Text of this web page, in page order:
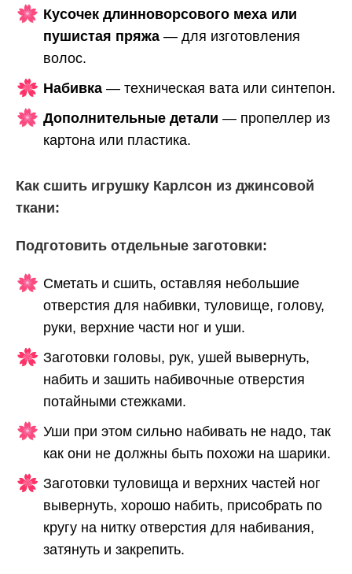
Кусочек длинноворсового меха или
пушистая пряжа — для изготовления
волос.
Набивка — техническая вата или синтепон.
Дополнительные детали — пропеллер из
картона или пластика.
Как сшить игрушку Карлсон из джинсовой
ткани:
Подготовить отдельные заготовки:
Сметать и сшить, оставляя небольшие
отверстия для набивки, туловище, голову,
руки, верхние части ног и уши.
Заготовки головы, рук, ушей вывернуть,
набить и зашить набивочные отверстия
потайными стежками.
Уши при этом сильно набивать не надо, так
как они не должны быть похожи на шарики.
Заготовки туловища и верхних частей ног
вывернуть, хорошо набить, присобрать по
кругу на нитку отверстия для набивания,
затянуть и закрепить.